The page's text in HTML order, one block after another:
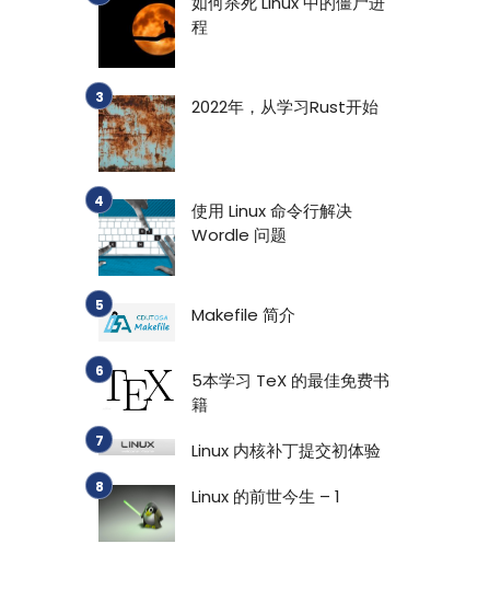
程
2022年，从学习Rust开始
使用 Linux 命令行解决
Wordle 问题
Makefile 简介
5本学习 TeX 的最佳免费书
籍
Linux 内核补丁提交初体验
Linux 的前世今生 – 1